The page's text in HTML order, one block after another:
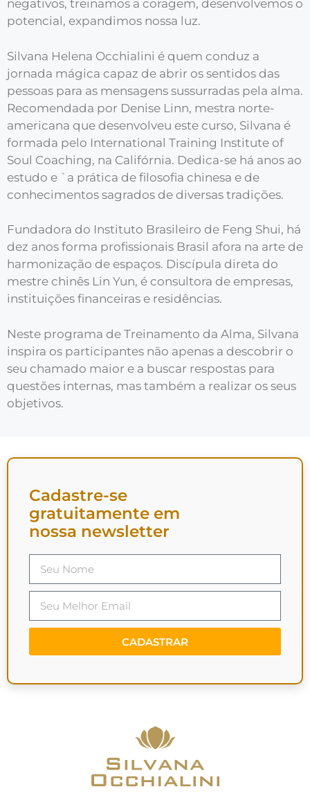
negativos, treinamos a coragem, desenvolvemos o
potencial, expandimos nossa luz.
Silvana Helena Occhialini é quem conduz a
jornada mágica capaz de abrir os sentidos das
pessoas para as mensagens sussurradas pela alma.
Recomendada por Denise Linn, mestra norte-
americana que desenvolveu este curso, Silvana é
formada pelo International Training Institute of
Soul Coaching, na Califórnia. Dedica-se há anos ao
estudo e `a prática de filosofia chinesa e de
conhecimentos sagrados de diversas tradições.
Fundadora do Instituto Brasileiro de Feng Shui, há
dez anos forma profissionais Brasil afora na arte de
harmonização de espaços. Discípula direta do
mestre chinês Lin Yun, é consultora de empresas,
instituições financeiras e residências.
Neste programa de Treinamento da Alma, Silvana
inspira os participantes não apenas a descobrir o
seu chamado maior e a buscar respostas para
questões internas, mas também a realizar os seus
objetivos.
Cadastre-se
gratuitamente em
nossa newsletter
CADASTRAR